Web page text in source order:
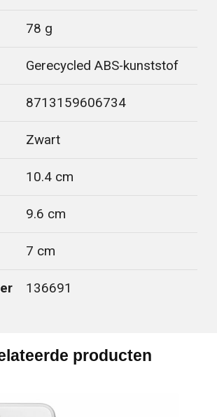
78 g
Gerecycled ABS-kunststof
8713159606734
Zwart
10.4 cm
9.6 cm
7 cm
136691
producten